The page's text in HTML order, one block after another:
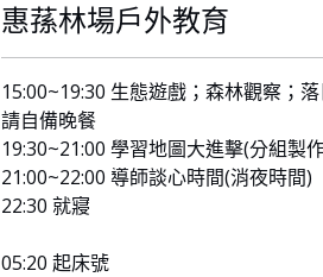
惠蓀林場戶外教育
15:00~19:30 生態遊戲；森林觀察；
請自備晚餐
19:30~21:00 學習地圖大進擊(分組製
21:00~22:00 導師談心時間(消夜時間)
22:30 就寢
05:20 起床號